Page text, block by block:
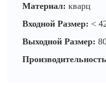
Материал: кварц
Входной Размер: <
Выходной Размер: